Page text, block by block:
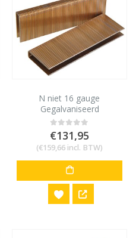
N niet 16 gauge
Gegalvaniseerd
10,6x28mm 10.000 stuks
0out of 5
€131,95
(€159,66 incl. BTW)